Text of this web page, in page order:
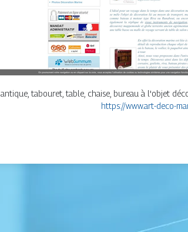
tabouret, table, chaise, bureau à l'objet
https://www.art-deco-